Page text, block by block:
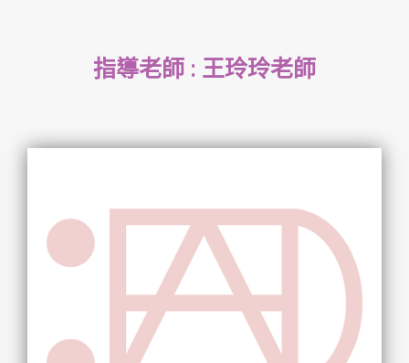
指導老師 : 王玲玲老師